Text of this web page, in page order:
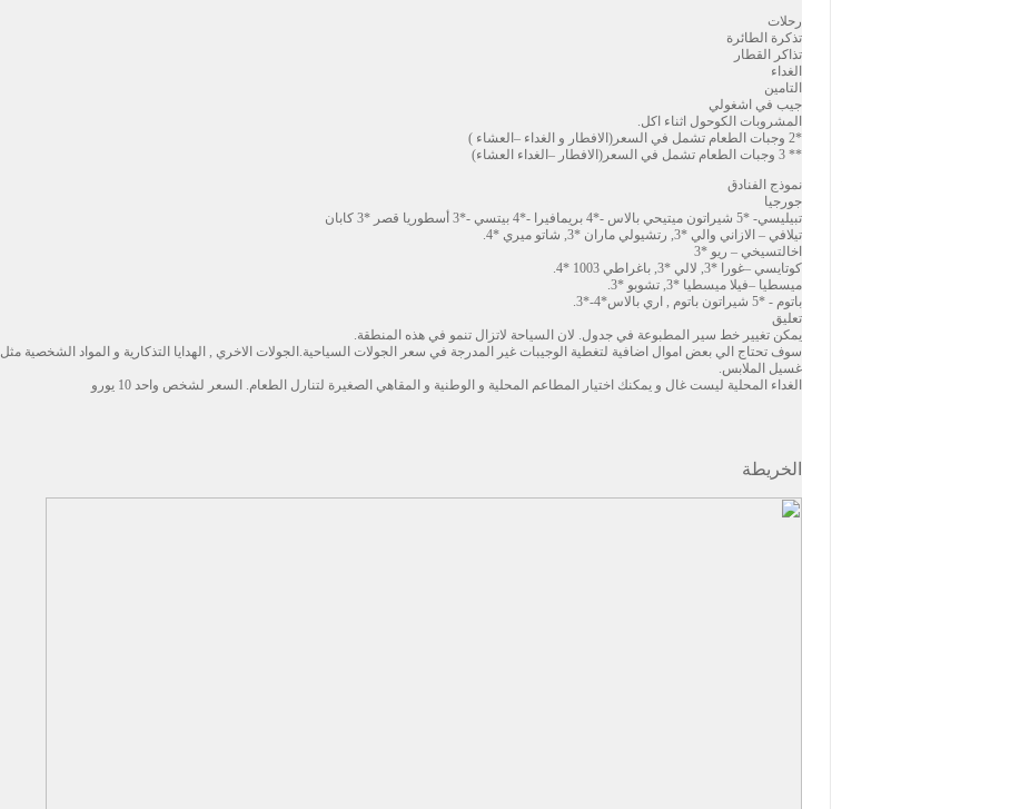
رحلات
تذكرة الطائرة
تذاكر القطار
الغداء
التامين
جيب في اشغولي
المشروبات الكوحول اثناء اكل.
*2 وجبات الطعام تشمل في السعر(الافطار و الغداء –العشاء )
** 3 وجبات الطعام تشمل في السعر(الافطار –الغداء العشاء)
نموذج الفنادق
جورجيا
تبيليسي- *5 شيراتون ميتيحي بالاس -*4 بريمافيرا -*4 بيتسي -*3 أسطوريا قصر *3 كابان
تيلافي – الازاني والي *3, رتشيولي ماران *3, شاتو ميري *4.
اخالتسيخي – ريو *3
كوتايسي –غورا *3, لالي *3, باغراطي 1003 *4.
ميسطيا –فيلا ميسطيا *3, تشوبو *3.
باتوم - *5 شيراتون باتوم , اري بالاس*4-*3.
تعليق
يمكن تغيير خط سير المطبوعة في جدول. لان السياحة لاتزال تنمو في هذه المنطقة.
سوف تحتاج الي بعض اموال اضافية لتغطية الوجيبات غير المدرجة في سعر الجولات السياحية.الجولات الاخري , الهدايا التذكارية و المواد الشخصية مثل
غسيل الملابس.
الغداء المحلية ليست غال و يمكنك اختيار المطاعم المحلية و الوطنية و المقاهي الصغيرة لتنارل الطعام. السعر لشخص واحد 10 يورو
الخريطة